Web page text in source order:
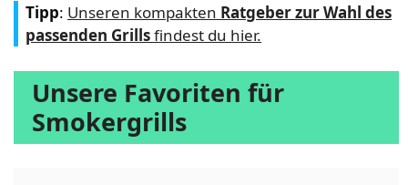
Tipp: Unseren kompakten Ratgeber zur Wahl des
passenden Grillsfindest du hier.
Unsere Favoriten für
Smokergrills